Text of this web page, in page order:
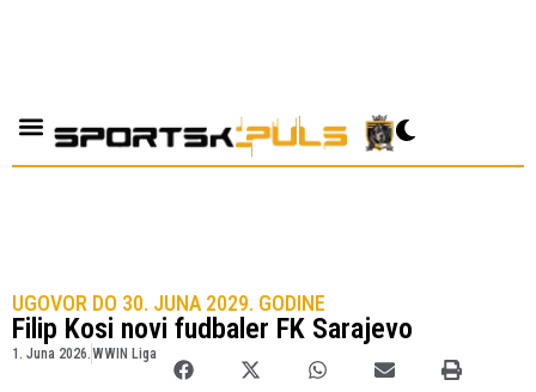
UGOVOR DO 30. JUNA 2029. GODINE
Filip Kosi novi fudbaler FK Sarajevo
1. Juna 2026. WWIN Liga